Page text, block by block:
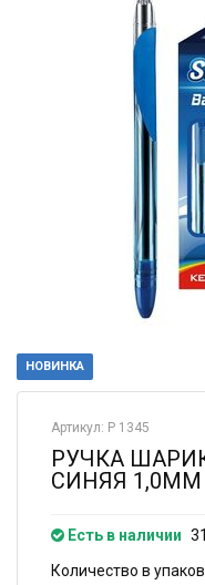
НОВИНКА
Артикул: Р 1345
РУЧКА
СИНЯЯ 1,0ММ
Есть в наличии
Количество в